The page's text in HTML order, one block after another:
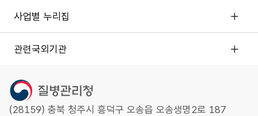
사업별 누리집
관련국외기관
(28159) 충북 청주시 흥덕구 오송읍 오송생명2로 187